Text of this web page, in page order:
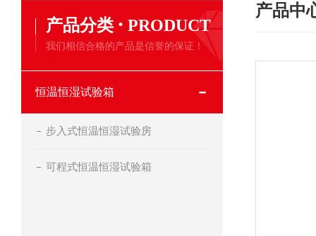
产品分类 · PRODUCT
我们相信合格的产品是信誉的保证！
恒温恒湿试验箱
步入式恒温恒湿试验房
可程式恒温恒湿试验箱
产品中